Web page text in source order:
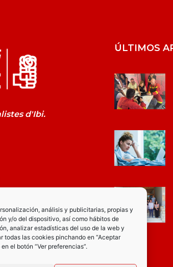
análisis y publicitarias, propias y
y/o del dispositivo, así como hábitos de
analizar estadísticas del uso de la web y
todas las cookies pinchando en “Aceptar
el botón “Ver preferencias”.
d'Ibi.
DE IBI C/
PSOE
DE IBI AV.
ÚLTIMOS